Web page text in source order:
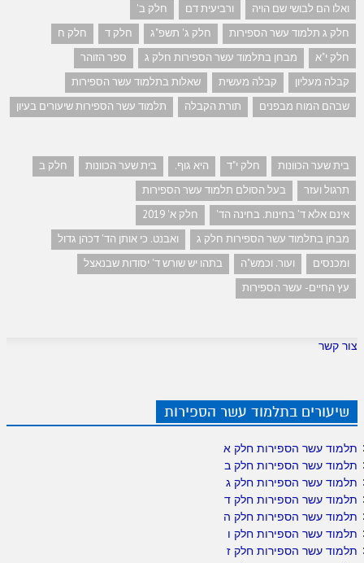
ואלו הם לבושי שם הויה
ורביעית דם
חלק ב'
חלק ג תלמוד עשר הספירות
חלק ג' תשפ"ג חלק ד
חלק ח
חלק י"א
מבחן בתלמוד עשר הספירות חלק ג
ספר הזוהר
קבלה מעליון
קבלה מעשית
שאלות בתלמוד עשר הספירות
שבהם המוח מבפנים
תורת הקבלה תלמוד עשר הספירות שיעורים בעיון
בית שער הכוונות חלק י"ד היא גוף. בית שער הכוונות
חלק ב
תרגול ועזר
בעל הסולם תלמוד עשר הספירות
אינם אלא ד' בחינות. בחינה הד'
חלק א' 2019
מבחן בתלמוד עשר הספירות חלק ג
ואבנט. כי אותן הד' דכהן גדול
ומכנסים
ועור. וכמש"ה
בתהו יש שורש ד' יסודות שבנאצל
עץ החיים- עשר הספירות
צור קשר
שיעורים בתלמוד עשר הספירות
תלמוד עשר הספירות חלק א
תלמוד עשר הספירות חלק ב
תלמוד עשר הספירות חלק ג
תלמוד עשר הספירות חלק ד
תלמוד עשר הספירות חלק ה
תלמוד עשר הספירות חלק ו
תלמוד עשר הספירות חלק ז